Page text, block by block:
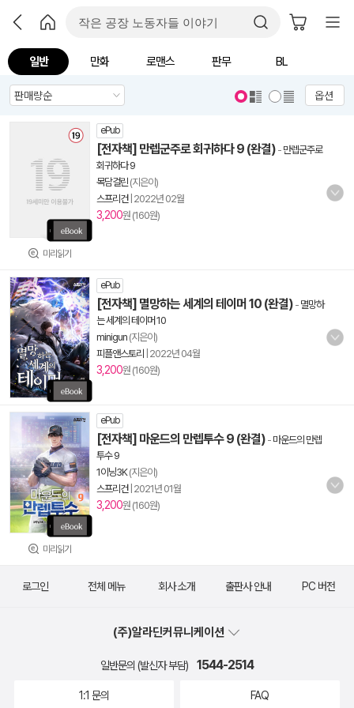
일반 만화 로맨스 판무 BL
옵션
미리읽기
ePub
[전자책] 만렙군주로 회귀하다 9 (완결) - 만렙군주로
회귀하다 9
목담걸린 (지은이)
스프리건| 2022년 02월
3,200원 (160원)
ePub
[전자책] 멸망하는 세계의 테이머 10 (완결) - 멸망하
는 세계의 테이머 10
minigun (지은이)
피플앤스토리
2022년 04월
3,200원 (160원)
미리읽기
ePub
[전자책] 마운드의 만렙투수 9 (완결) - 마운드의 만렙
투수 9
1이닝3K(지은이)
스프리건| 2021년 01월
3,200원 (160원)
로그인 전체 메뉴 회사 소개 출판사 안내 PC 버전
(주)알라딘커뮤니케이션
일반문의 (발신자 부담) 1544-2514
1:1 문의 FAQ